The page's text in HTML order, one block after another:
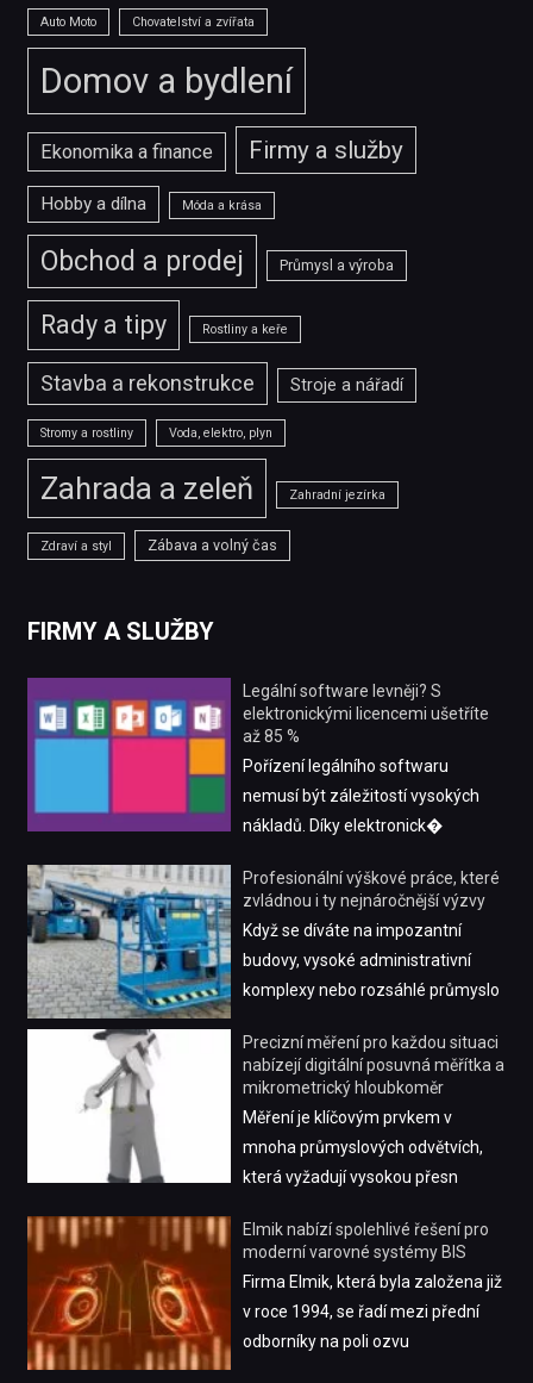
Auto Moto Chovatelství a zvířata
Domov a bydlení
Ekonomika a finance Firmy a služby
Hobby a dílna Móda a krása
Obchod a prodej Průmysl a výroba
Rady a tipy Rostliny a keře
Stavba a rekonstrukce Stroje a nářadí
Stromy a rostliny Voda, elektro, plyn
Zahrada a zeleň Zahradní jezírka
Zdraví a styl Zábava a volný čas
FIRMY A SLUŽBY
Legální software levněji? S
elektronickými licencemi ušetříte
až 85 %
Pořízení legálního softwaru
nemusí být záležitostí vysokých
nákladů. Díky elektronick�
Profesionální výškové práce, které
zvládnou i ty nejnáročnější výzvy
Když se díváte na impozantní
budovy, vysoké administrativní
komplexy nebo rozsáhlé průmyslo
Precizní měření pro každou situaci
nabízejí digitální posuvná měřítka a
mikrometrický hloubkoměr
Měření je klíčovým prvkem v
mnoha průmyslových odvětvích,
která vyžadují vysokou přesn
Elmik nabízí spolehlivé řešení pro
moderní varovné systémy BIS
Firma Elmik, která byla založena již
v roce 1994, se řadí mezi přední
odborníky na poli ozvu